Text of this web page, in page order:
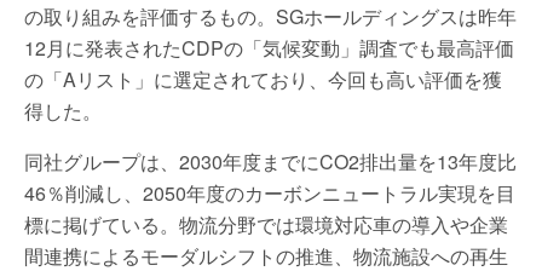
の取り組みを評価するもの。SGホールディングスは昨年
12月に発表されたCDPの「気候変動」調査でも最高評価
の「Aリスト」に選定されており、今回も高い評価を獲
得した。
同社グループは、2030年度までにCO2排出量を13年度比
46％削減し、2050年度のカーボンニュートラル実現を目
標に掲げている。物流分野では環境対応車の導入や企業
間連携によるモーダルシフトの推進、物流施設への再生